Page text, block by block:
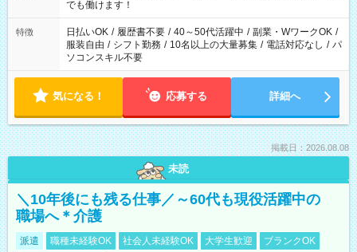
象となります ※労働者派遣法（日雇い派遣の原則禁止）によ
り、短時間・短期間の就業はご案内が難しい場合があります
でも働けます！
特徴 日払いOK / 履歴書不要 / 40～50代活躍中 / 副業・WワークOK /
服装自由 / シフト勤務 / 10名以上の大量募集 / 電話対応なし / パ
ソコンスキル不要
気になる！ 応募する 詳細へ
掲載日：2026.08.08
未読
＼10年後にも残る仕事／～60代も現役活躍中の
職場へ＊介護
派遣 職種未経験OK 社会人未経験OK 大学生歓迎
ブランクOK